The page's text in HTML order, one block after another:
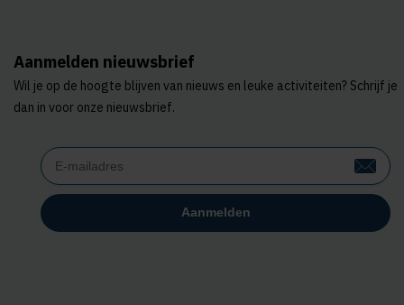
Aanmelden nieuwsbrief
Wil je op de hoogte blijven van nieuws en leuke activiteiten? Schrijf je
dan in voor onze nieuwsbrief.